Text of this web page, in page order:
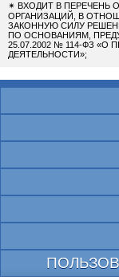
✴ ВХОДИТ В ПЕРЕЧЕНЬ
ОРГАНИЗАЦИЙ, В
ЗАКОННУЮ СИЛУ
ПО ОСНОВАНИЯМ,
25.07.2002 № 114-ФЗ
ДЕЯТЕЛЬНОСТИ»;